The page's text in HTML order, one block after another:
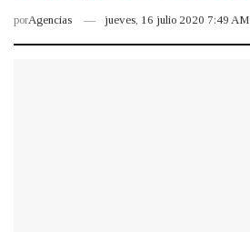
porAgencias jueves, 16 julio 2020 7:49 AM